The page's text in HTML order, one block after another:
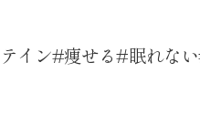
イン 痩せる 眠れない